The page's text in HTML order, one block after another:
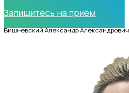
Запишитесь на приём
Вишневский Александр Александрович